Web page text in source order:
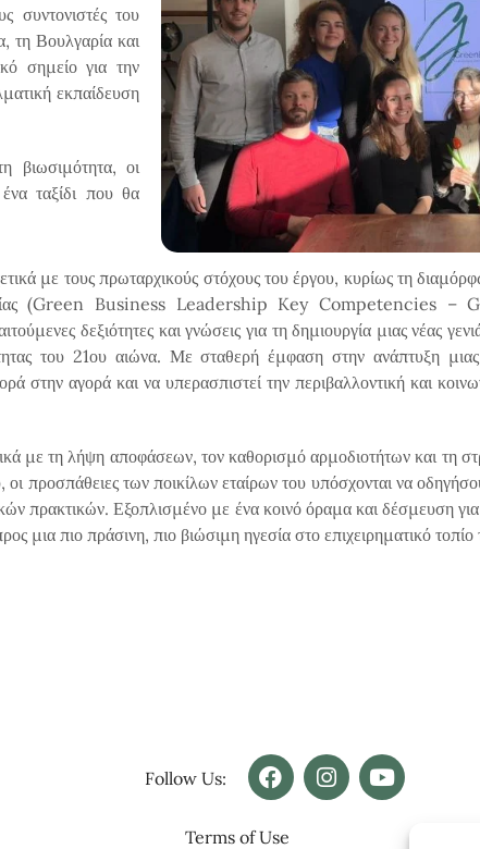
συντονιστές του
τη Βουλγαρία και
σημείο για την
εκπαίδευση
βιωσιμότητα, οι
ταξίδι που θα
με τους πρωταρχικούς στόχους του έργου, κυρίως τη
(Green Business Leadership Key Competencies –
δεξιότητες και γνώσεις για τη δημιουργία μιας νέας
του 21ου αιώνα. Με σταθερή έμφαση στην ανάπτυξη
αγορά και να υπερασπιστεί την περιβαλλοντική και
με τη λήψη αποφάσεων, τον καθορισμό αρμοδιοτήτων και τη
των ποικίλων εταίρων του υπόσχονται να
πρακτικών. Εξοπλισμένο με ένα κοινό όραμα και δέσμευση
μια πιο πράσινη, πιο βιώσιμη ηγεσία στο επιχειρηματικό τοπίο
Follow Us:
Terms of Use